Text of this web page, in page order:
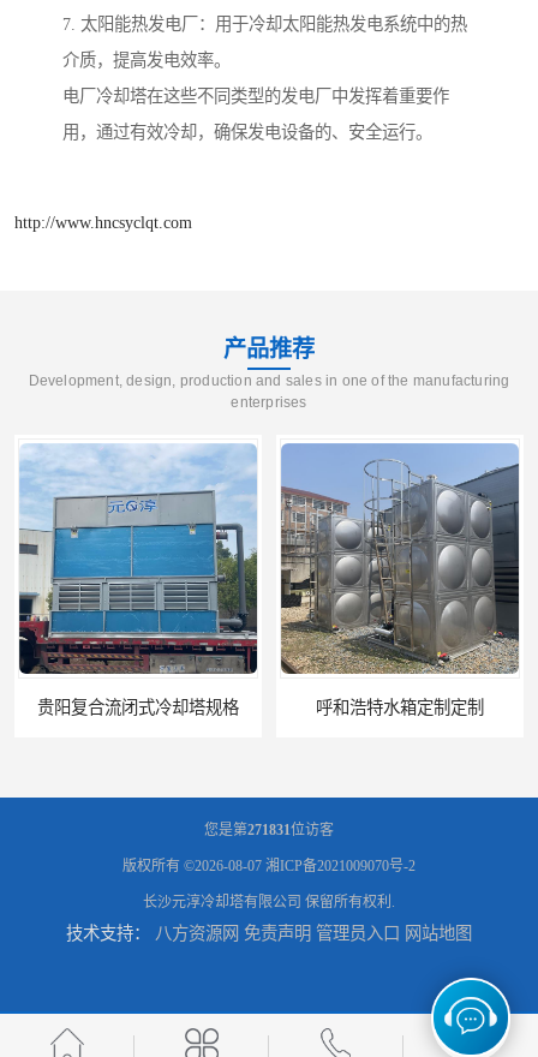
7. 太阳能热发电厂：用于冷却太阳能热发电系统中的热
介质，提高发电效率。
电厂冷却塔在这些不同类型的发电厂中发挥着重要作
用，通过有效冷却，确保发电设备的、安全运行。
http://www.hncsyclqt.com
产品推荐
Development, design, production and sales in one of the manufacturing
enterprises
呼和浩特水箱定制定制 电厂冷却塔
郑州喷淋泵厂家 太原板式换热器生产厂家
您是第271831位访客
版权所有 ©2026-08-07 湘ICP备2021009070号-2
长沙元淳冷却塔有限公司 保留所有权利.
技术支持： 八方资源网 免责声明 管理员入口 网站地图